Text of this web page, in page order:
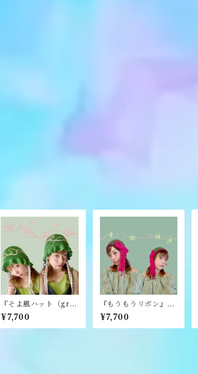
『そよ風ハット（gre
en）』《merry yar
n》
¥7,700
『もうもうリボン』
《merry yarn》
¥7,700